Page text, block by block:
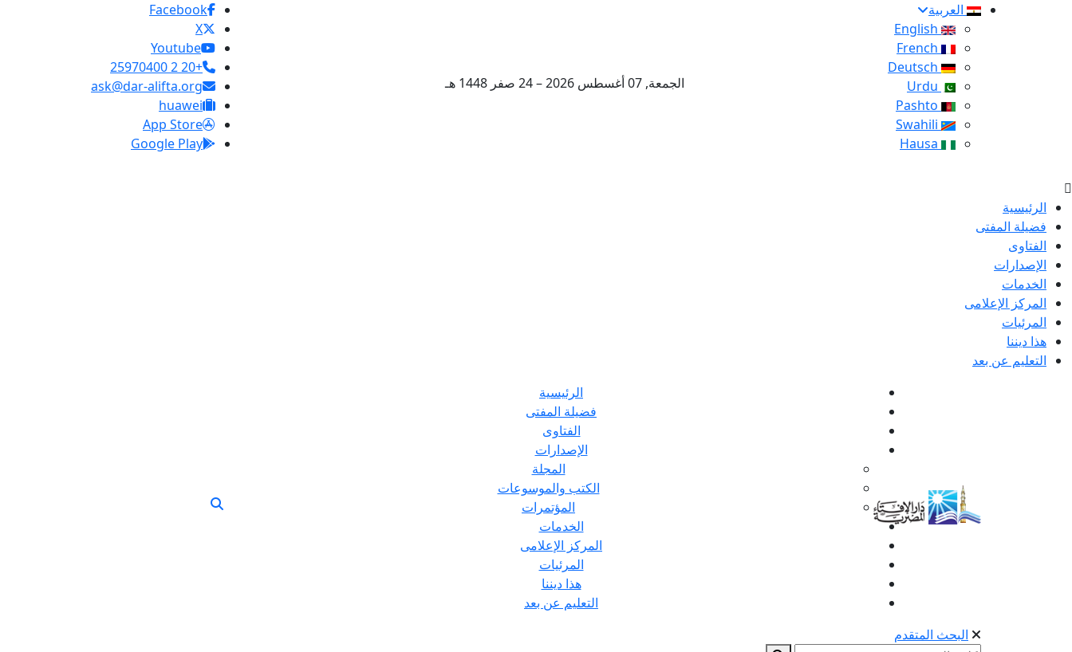
العربية
الجمعة, 07 أغسطس 2026 – 24 صفر 1448 هـ
Facebook
X
Youtube
+20 2 25970400
ask@dar-alifta.org
huawei
App Store
Google Play
الرئيسية
فضيلة المفتى
الفتاوى
الإصدارات
الخدمات
المركز الإعلامى
المرئيات
هذا ديننا
التعليم عن بعد
الرئيسية
فضيلة المفتى
الفتاوى
الإصدارات
المجلة
الكتب والموسوعات
المؤتمرات
الخدمات
المركز الإعلامى
المرئيات
هذا ديننا
التعليم عن بعد
البحث المتقدم